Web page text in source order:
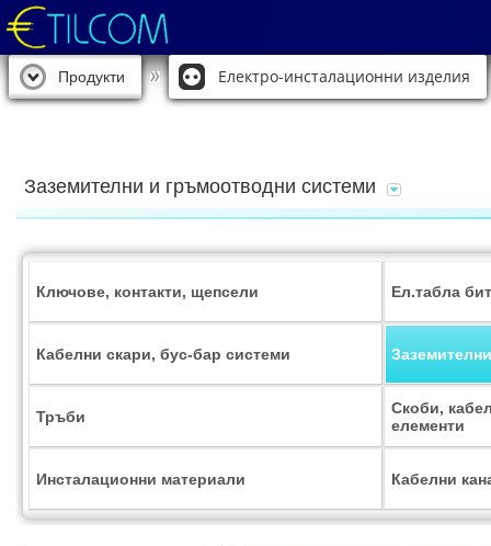
Продукти Електро-инсталационни изделия
Заземителни и гръмоотводни системи
Ключове, контакти, щепсели Ел.табла
Кабелни скари, бус-бар системи
Тръби
Скоби,
елементи
Инсталационни материали Кабелни